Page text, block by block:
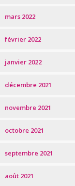
mars 2022
février 2022
janvier 2022
décembre 2021
novembre 2021
octobre 2021
septembre 2021
août 2021